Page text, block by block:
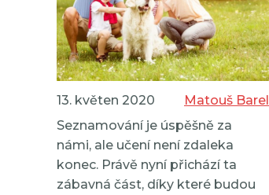
13. květen 2020
Matouš Barel
Seznamování je úspěšně za
námi, ale učení není zdaleka
konec. Právě nyní přichází ta
zábavná část, díky které budou